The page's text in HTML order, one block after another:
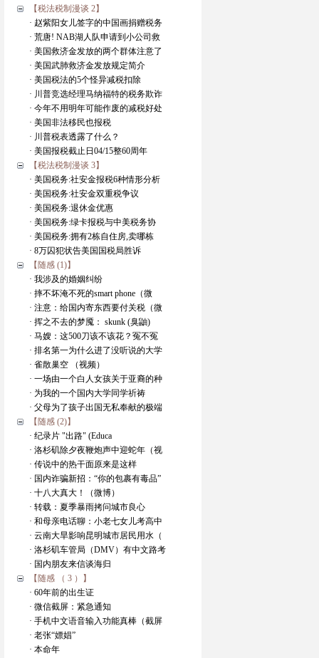
【税法税制漫谈 2】
· 赵紫阳女儿签字的中国画捐赠税务
· 荒唐! NAB湖人队申请到小公司救
· 美国救济金发放的两个群体注意了
· 美国武肺救济金发放规定简介
· 美国税法的5个怪异减税扣除
· 川普竞选经理马纳福特的税务欺诈
· 今年不用明年可能作废的减税好处
· 美国非法移民也报税
· 川普税表透露了什么？
· 美国报税截止日04/15整60周年
【税法税制漫谈 3】
· 美国税务:社安金报税6种情形分析
· 美国税务:社安金双重税争议
· 美国税务:退休金优惠
· 美国税务:绿卡报税与中美税务协
· 美国税务:拥有2栋自住房,卖哪栋
· 8万囚犯状告美国国税局胜诉
【随感 (1)】
· 我涉及的婚姻纠纷
· 摔不坏淹不死的smart phone（微
· 注意：给国内寄东西要付关税（微
· 挥之不去的梦魇： skunk (臭鼬)
· 马嫂：这500刀该不该花？冤不冤
· 排名第一为什么进了没听说的大学
· 雀散巢空 （视频）
· 一场由一个白人女孩关于亚裔的种
· 为我的一个国内大学同学祈祷
· 父母为了孩子出国无私奉献的极端
【随感 (2)】
· 纪录片 "出路" (Educa
· 洛杉矶除夕夜鞭炮声中迎蛇年（视
· 传说中的热干面原来是这样
· 国内诈骗新招：“你的包裹有毒品”
· 十八大真大！（微博）
· 转载：夏季暴雨拷问城市良心
· 和母亲电话聊：小老七女儿考高中
· 云南大旱影响昆明城市居民用水（
· 洛杉矶车管局（DMV）有中文路考
· 国内朋友来信谈海归
【随感 （ 3 ）】
· 60年前的出生证
· 微信截屏：紧急通知
· 手机中文语音输入功能真棒（截屏
· 老张“嫖娼”
· 本命年